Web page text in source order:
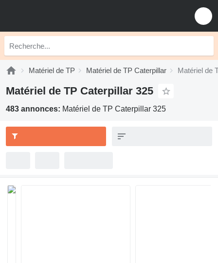
Matériel de TP Matériel de TP Caterpillar Matériel de
Matériel de TP Caterpillar 325
483 annonces: Matériel de TP Caterpillar 325